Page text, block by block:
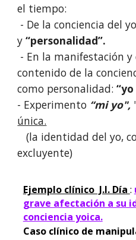
el tiempo:
- De la conciencia del
y“personalidad”.
- En la manifestación
contenido de la
como personalidad:
- Experimento “mi yo",
única.
(la identidad del yo,
excluyente)
Ejemplo clínico J.l. Día :
grave afectación a su
conciencia yoica.
Caso clínico de